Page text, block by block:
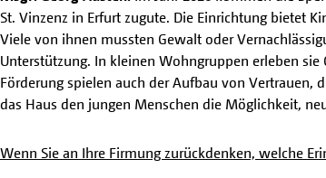
St. Vinzenz in Erfurt zugute. Die Einrichtung bietet
Viele von ihnen mussten Gewalt oder
Unterstützung. In kleinen Wohngruppen erleben
Förderung spielen auch der Aufbau von Vertrauen,
das Haus den jungen Menschen die Möglichkeit,
Wenn Sie an Ihre Firmung zurückdenken, welche